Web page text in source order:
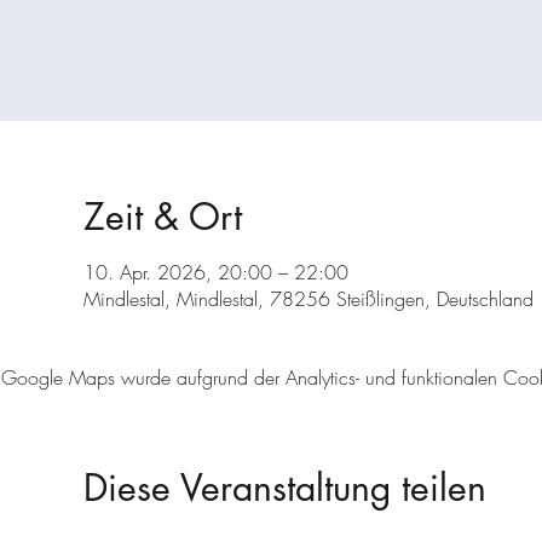
Zeit & Ort
10. Apr. 2026, 20:00 – 22:00
Mindlestal, Mindlestal, 78256 Steißlingen, Deutschland
Google Maps wurde aufgrund der Analytics- und funktionalen
Diese Veranstaltung teilen